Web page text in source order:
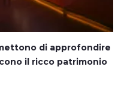
di approfondire
il ricco patrimonio